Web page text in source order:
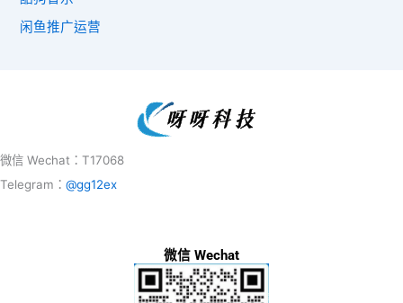
闲鱼推广运营
微信 Wechat：T17068
Telegram： @gg12ex
微信 Wechat